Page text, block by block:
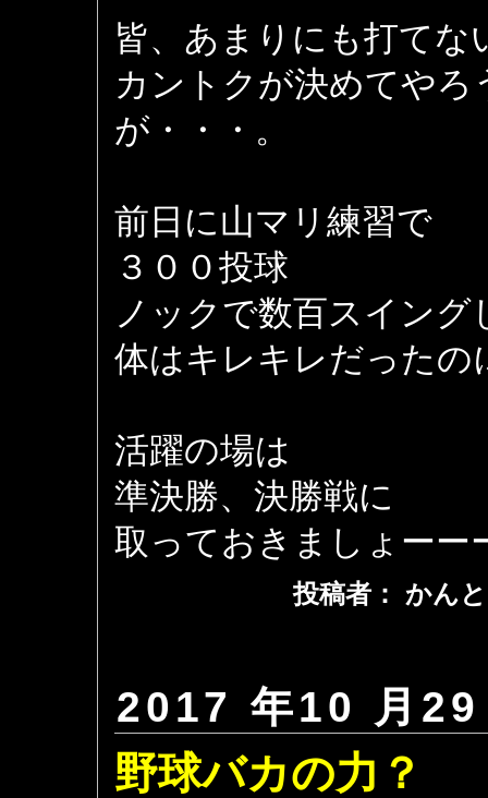
皆、あまりにも打てな
カントクが決めてや
が・・・。
前日に山マリ練習で
３００投球
ノックで数百スイング
体はキレキレだったの
活躍の場は
準決勝、決勝戦に
取っておきましょーー
投稿者： かん
2017 年10 月
野球バカの力？